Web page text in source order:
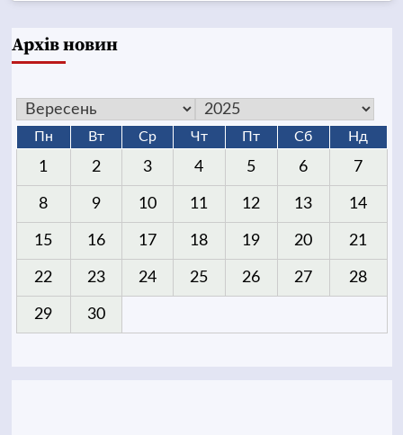
Архів новин
Пн Вт Ср Чт Пт Сб Нд
1 2 3 4 5 6 7
8 9 10 11 12 13 14
15 16 17 18 19 20 21
22 23 24 25 26 27 28
29 30